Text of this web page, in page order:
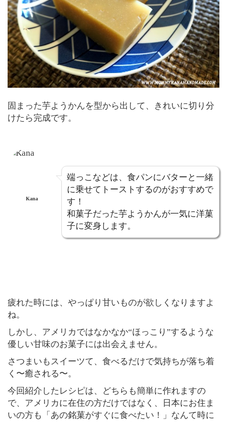
固まった芋ようかんを型から出して、きれいに切り分
けたら完成です。
Kana
端っこなどは、食パンにバターと一緒
に乗せてトーストするのがおすすめで
す！
和菓子だった芋ようかんが一気に洋菓
子に変身します。
疲れた時には、やっぱり甘いものが欲しくなりますよ
ね。
しかし、アメリカではなかなか“ほっこり”するような
優しい甘味のお菓子には出会えません。
さつまいもスイーツて、食べるだけで気持ちが落ち着
く〜癒される〜。
今回紹介したレシピは、どちらも簡単に作れますの
で、アメリカに在住の方だけではなく、日本にお住ま
いの方も「あの銘菓がすぐに食べたい！」なんて時に